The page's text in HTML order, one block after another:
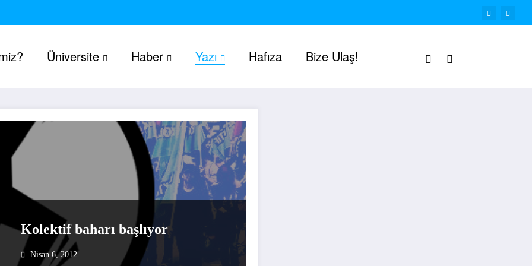
Üniversite Haber Yazı Hafıza Bize Ulaş!
Kolektif baharı başlıyor
Nisan 6, 2012